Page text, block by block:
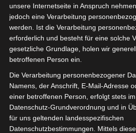
unsere Internetseite in Anspruch
jedoch eine Verarbeitung
werden. Ist die Verarbeitung
erforderlich und besteht für eine solche
gesetzliche Grundlage, holen wir
betroffenen Person ein.
Die Verarbeitung personenbezogener
Namens, der Anschrift, E-Mail-Adresse
einer betroffenen Person, erfolgt stets
Datenschutz-Grundverordnung und in
für uns geltenden landesspezifischen
Datenschutzbestimmungen. Mittels